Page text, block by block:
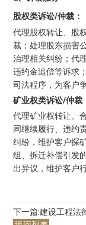
股权类诉讼/仲裁：
代理股权转让、股
裁；处理股东损害
治理相关纠纷；代
违约金追偿等诉求
司法程序，为客户
矿业权类诉讼/仲裁
代理矿业权转让、
同继续履行、违约
纠纷，维护客户探
组、拆迁补偿引发
出异议，维护客户
下一篇:建设工程法